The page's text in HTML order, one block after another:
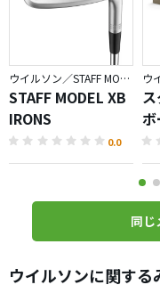
ウイルソン／STAFF MODEL
STAFF MODEL XB
IRONS
0.0
同じ
ウイルソンに関す